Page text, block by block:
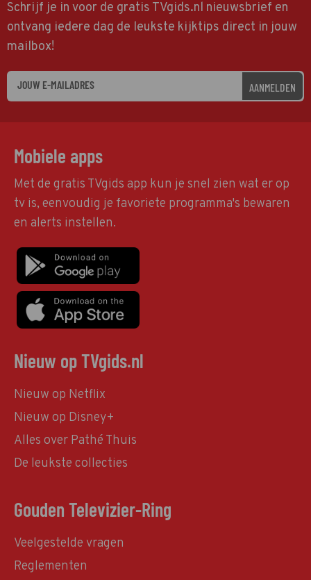
Schrijf je in voor de gratis TVgids.nl nieuwsbrief en
ontvang iedere dag de leukste kijktips direct in jouw
mailbox!
AANMELDEN
Mobiele apps
Met de gratis TVgids app kun je snel zien wat er op
tv is, eenvoudig je favoriete programma's bewaren
en alerts instellen.
Nieuw op TVgids.nl
Nieuw op Netflix
Nieuw op Disney+
Alles over Pathé Thuis
De leukste collecties
Gouden Televizier-Ring
Veelgestelde vragen
Reglementen